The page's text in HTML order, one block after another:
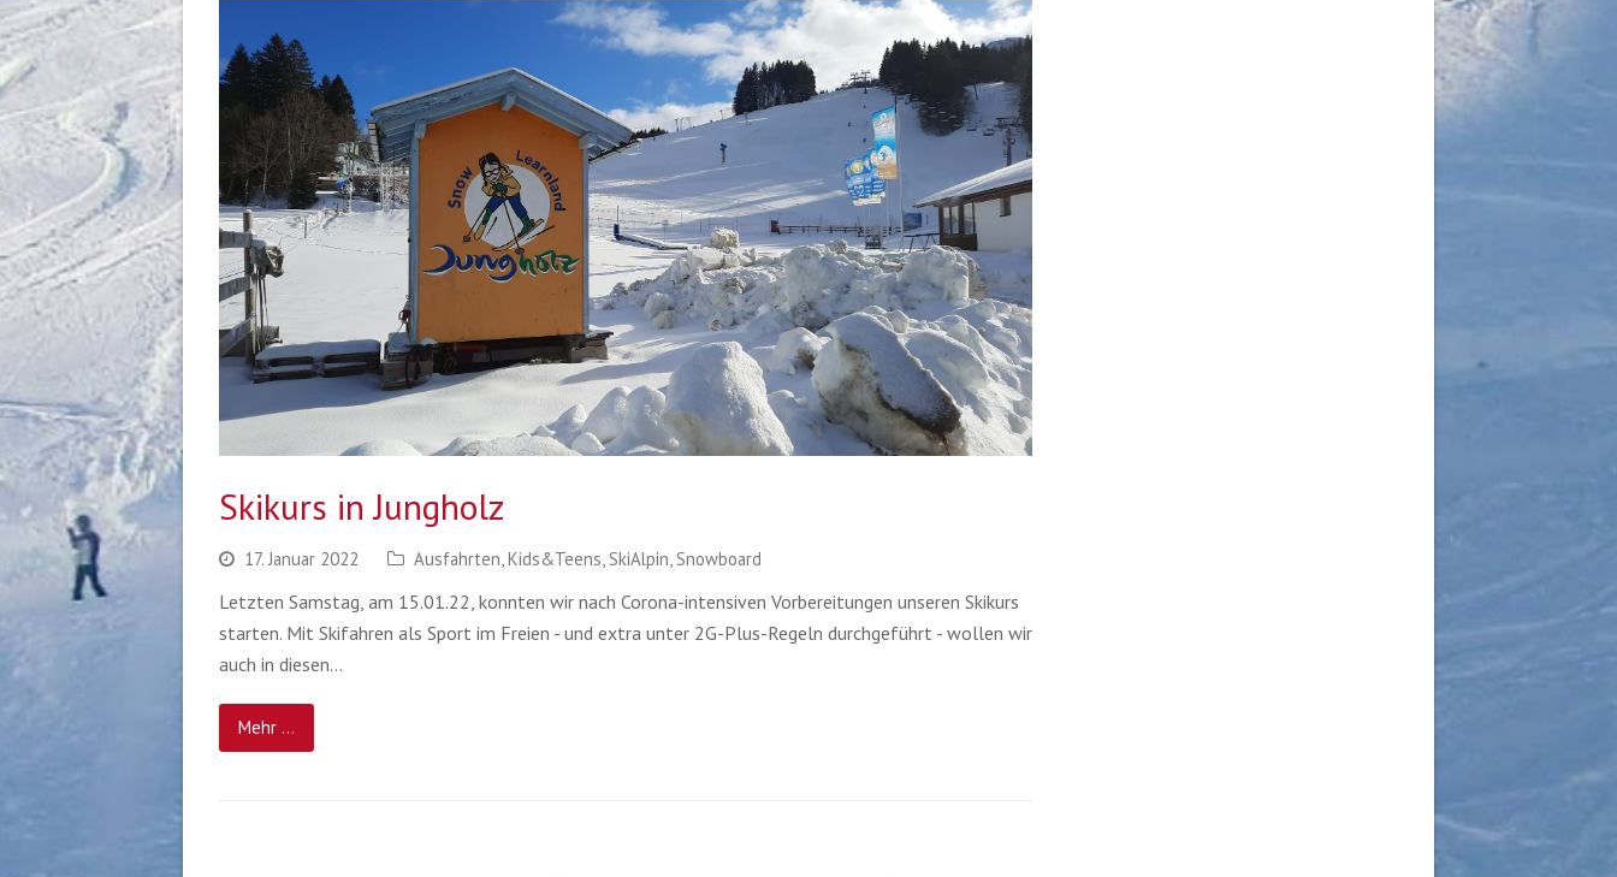
Skikurs in Jungholz
17. Januar 2022 Ausfahrten,Kids&Teens,SkiAlpin,Snowboard
Letzten Samstag, am 15.01.22, konnten wir nach Corona-intensiven Vorbereitungen unseren Skikurs
starten. Mit Skifahren als Sport im Freien - und extra unter 2G-Plus-Regeln durchgeführt - wollen wir
auch in diesen…
Mehr ...